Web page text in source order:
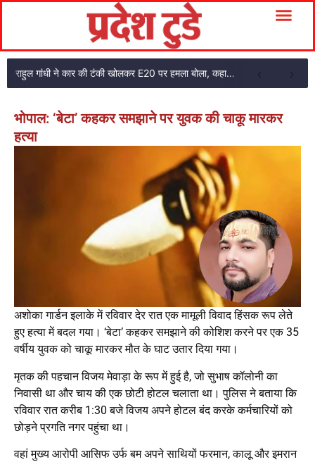
राहुल गांधी ने कार की टंकी खोलकर E20 पर हमला बोला, कहा- पूरी दाल ही काली है
भोपाल: ‘बेटा’ कहकर समझाने पर युवक की चाकू मारकर
हत्या
अशोका गार्डन इलाके में रविवार देर रात एक मामूली विवाद हिंसक रूप लेते
हुए हत्या में बदल गया। ‘बेटा’ कहकर समझाने की कोशिश करने पर एक 35
वर्षीय युवक को चाकू मारकर मौत के घाट उतार दिया गया।
मृतक की पहचान विजय मेवाड़ा के रूप में हुई है, जो सुभाष कॉलोनी का
निवासी था और चाय की एक छोटी होटल चलाता था। पुलिस ने बताया कि
रविवार रात करीब 1:30 बजे विजय अपने होटल बंद करके कर्मचारियों को
छोड़ने प्रगति नगर पहुंचा था।
वहां मुख्य आरोपी आसिफ उर्फ बम अपने साथियों फरमान, कालू और इमरान